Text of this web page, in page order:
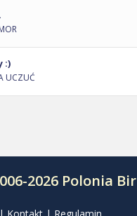
:)
UCZUĆ
2026 Polonia